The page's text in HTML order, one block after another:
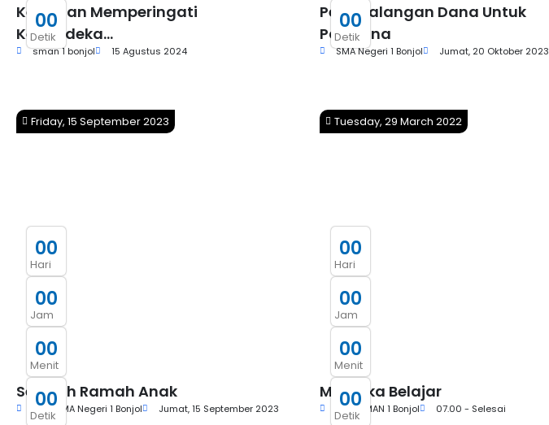
Kegiatan Memperingati
Kemerdeka...
sman 1 bonjol 15 Agustus 2024
00
Detik
Penggalangan Dana Untuk
Palestina
SMA Negeri 1 Bonjol Jumat, 20 Oktober 2023
00
Detik
Friday, 15 September 2023
Sekolah Ramah Anak
Aula SMA Negeri 1 Bonjol Jumat, 15 September 2023
00
Hari
00
Jam
00
Menit
00
Detik
Tuesday, 29 March 2022
Merdeka Belajar
Aula SMAN 1 Bonjol 07.00 - Selesai
00
Hari
00
Jam
00
Menit
00
Detik